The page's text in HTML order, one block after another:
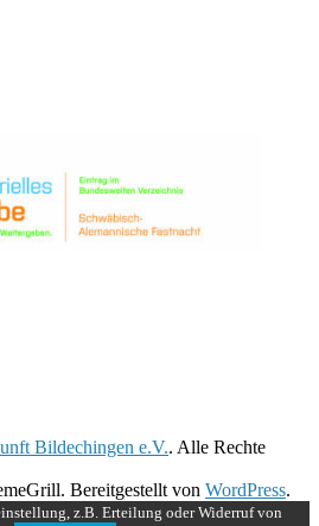
Bildechingen e.V.. Alle Rechte
Bereitgestellt von WordPress.
z.B. Erteilung oder Widerruf von